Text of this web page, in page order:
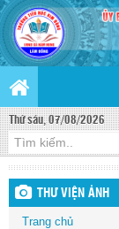
Thứ sáu, 07/08/2026
THƯ VIỆN ẢNH
Trang chủ